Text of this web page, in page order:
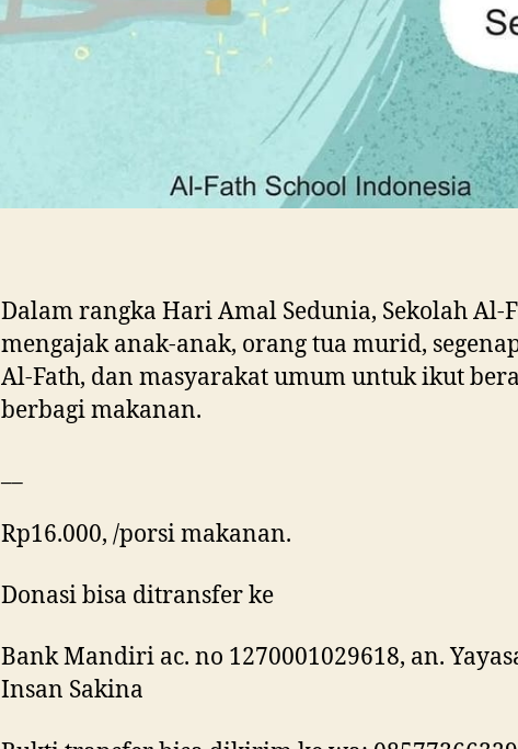
Dalam rangka Hari Amal Sedunia, Sekolah Al-
mengajak anak-anak, orang tua murid,
Al-Fath, dan masyarakat umum untuk ikut
berbagi makanan.
Rp16.000, /porsi makanan.
Donasi bisa ditransfer ke
Bank Mandiri ac. no 1270001029618, an.
Insan Sakina